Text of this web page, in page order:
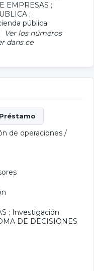
EMPRESAS ;
;
pública
Ver los números
dans ce
de operaciones /
; Investigación
DE DECISIONES